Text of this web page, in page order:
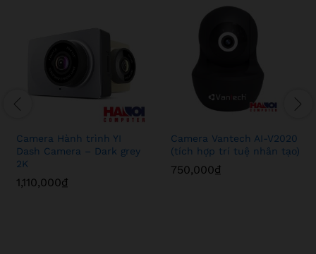
Camera Hành trình YI
Dash Camera – Dark grey
2K
1,110,000₫
Camera Vantech AI-V2020
(tích hợp trí tuệ nhân tạo)
750,000₫